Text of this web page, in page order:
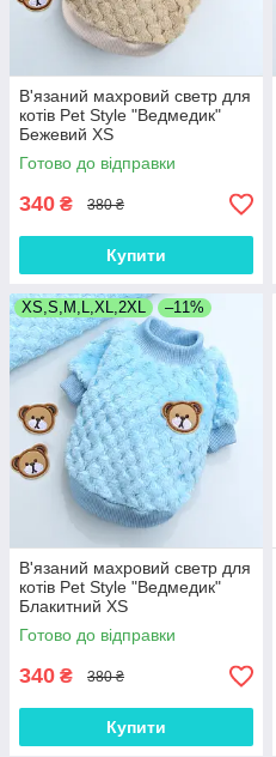
В'язаний махровий светр для
котів Pet Style "Ведмедик"
Бежевий XS
Готово до відправки
340 ₴ 380 ₴
Купити
XS,S,M,L,XL,2XL –11%
В'язаний махровий светр для
котів Pet Style "Ведмедик"
Блакитний XS
Готово до відправки
340 ₴ 380 ₴
Купити